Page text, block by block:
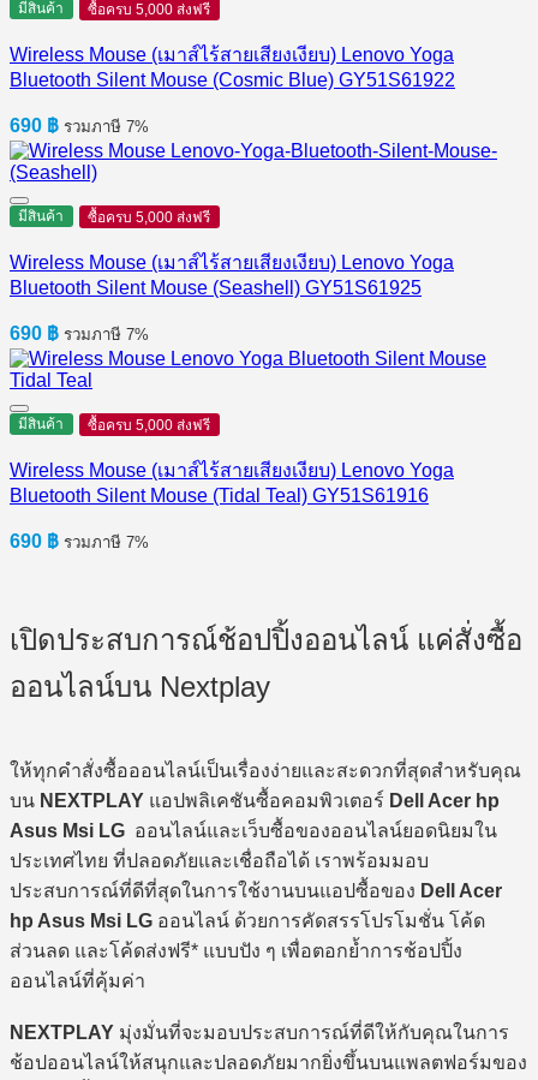
มีสินค้า ซื้อครบ 5,000 ส่งฟรี
Wireless Mouse (เมาส์ไร้สายเสียงเงียบ) Lenovo Yoga
Bluetooth Silent Mouse (Cosmic Blue) GY51S61922
690 ฿ รวมภาษี 7%
มีสินค้า ซื้อครบ 5,000 ส่งฟรี
Wireless Mouse (เมาส์ไร้สายเสียงเงียบ) Lenovo Yoga
Bluetooth Silent Mouse (Seashell) GY51S61925
690 ฿ รวมภาษี 7%
มีสินค้า ซื้อครบ 5,000 ส่งฟรี
Wireless Mouse (เมาส์ไร้สายเสียงเงียบ) Lenovo Yoga
Bluetooth Silent Mouse (Tidal Teal) GY51S61916
690 ฿ รวมภาษี 7%
เปิดประสบการณ์ช้อปปิ้งออนไลน์ แค่สั่งซื้อ
ออนไลน์บน Nextplay
ให้ทุกคำสั่งซื้อออนไลน์เป็นเรื่องง่ายและสะดวกที่สุดสำหรับคุณ
บน NEXTPLAY แอปพลิเคชันซื้อคอมพิวเตอร์ Dell Acer hp
Asus Msi LG ออนไลน์และเว็บซื้อของออนไลน์ยอดนิยมใน
ประเทศไทย ที่ปลอดภัยและเชื่อถือได้ เราพร้อมมอบ
ประสบการณ์ที่ดีที่สุดในการใช้งานบนแอปซื้อของ Dell Acer
hp Asus Msi LG ออนไลน์ ด้วยการคัดสรรโปรโมชั่น โค้ด
ส่วนลด และโค้ดส่งฟรี* แบบปัง ๆ เพื่อตอกย้ำการช้อปปิ้ง
ออนไลน์ที่คุ้มค่า
NEXTPLAY มุ่งมั่นที่จะมอบประสบการณ์ที่ดีให้กับคุณในการ
ช้อปออนไลน์ให้สนุกและปลอดภัยมากยิ่งขึ้นบนแพลตฟอร์มของ